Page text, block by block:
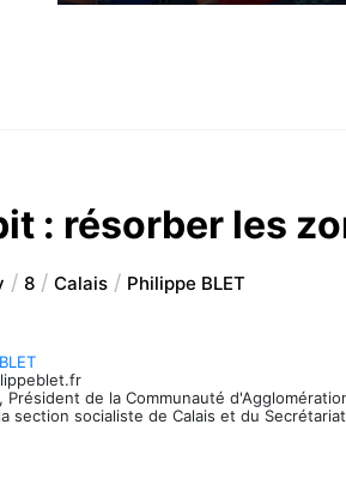
: résorber les
8 Calais Philippe BLET
Président de la Communauté
section socialiste de Calais et du